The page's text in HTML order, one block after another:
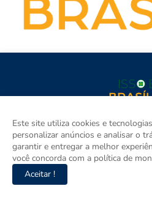
isso é BRASÍLIA é o site de notícias
e um espaço para discutir a
informação de verdade com
são política, cidades e
Este site utiliza cookies e
personalizar anúncios e analisar o
garantir e entregar a melhor
você concorda com a política de
Aceitar !